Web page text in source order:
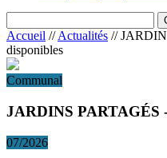
Accueil //Actualités //
disponibles
Communal
JARDINS PARTAGÉS
07/2026